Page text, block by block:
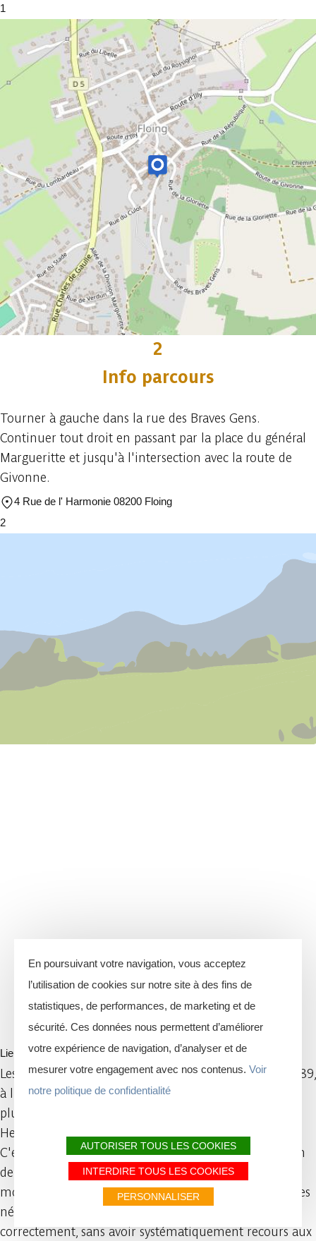
1
2
Info parcours
Tourner à gauche dans la rue des Braves Gens.
Continuer tout droit en passant par la place du général
Margueritte et jusqu'à l'intersection avec la route de
Givonne.
4 Rue de l' Harmonie 08200 Floing
2
"Les Jardins Familiaux de Sedan"
(depuis 1889)
Lieux d'intérêts
Les jardins ouvriers ont bien vu le jour à Sedan, en 1889,
à l'initiative de Marie-Félicité Bridoux épouse Hervieu,
plus communément connue sous le nom de Félicie
Hervieu.
C'est dans le cadre de son œuvre de la "Reconstitution
de la famille" qu'elle décide de louer à un prix très
modeste, des terres qui seront cultivées par des familles
nécessiteuses, afin que celles-ci puissent se nourrir
correctement, sans avoir systématiquement recours aux
En poursuivant votre navigation, vous acceptez
l’utilisation de cookies sur notre site à des fins de
statistiques, de performances, de marketing et de
sécurité. Ces données nous permettent d’améliorer
votre expérience de navigation, d’analyser et de
mesurer votre engagement avec nos contenus. Voir
notre politique de confidentialité
AUTORISER TOUS LES COOKIES
INTERDIRE TOUS LES COOKIES
PERSONNALISER